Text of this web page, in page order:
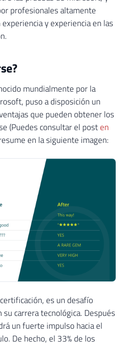
profesionales altamente
y experiencia en las
mundialmente por la
puso a disposición un
que pueden obtener los
(Puedes consultar el posten
en la siguiente imagen:
es un desafío
su carrera tecnológica. Después
un fuerte impulso hacia el
De hecho, el 33% de los